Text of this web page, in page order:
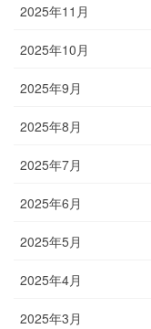
2025年11月
2025年10月
2025年9月
2025年8月
2025年7月
2025年6月
2025年5月
2025年4月
2025年3月